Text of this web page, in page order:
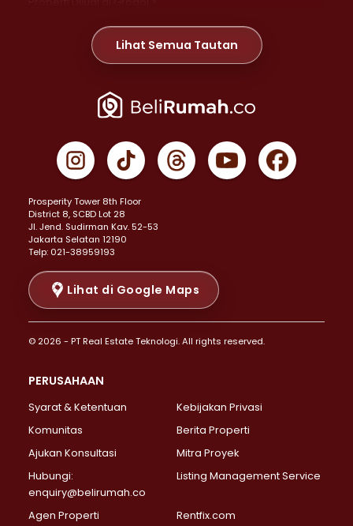
Properti Dijual di Meruya >
Properti Dijual di Jelambar >
Properti Dijual di Jakarta Pusat >
Properti Dijual di Gambir >
Properti Dijual di Johar Baru >
Properti Dijual di Menteng >
Properti Dijual di Senen >
Properti Dijual di Tanah Abang >
Properti Dijual di Cikini >
Properti Dijual di Kramat >
Properti Dijual di Pasar Baru >
Properti Dijual di Bendungan Hilir >
Properti Dijual di Jakarta Selatan >
Properti Dijual di Lebak Bulus >
Properti Dijual di Gandaria Selatan >
Properti Dijual di Pondok Labu >
Properti Dijual di Lenteng Agung >
Properti Dijual di Senayan >
Properti Dijual di Pondok Pinang >
Lihat Semua Tautan
Prosperity Tower 8th Floor
District 8, SCBD Lot 28
JI. Jend. Sudirman Kav. 52-53
Jakarta Selatan 12190
Telp: 021-38959193
Lihat di Google Maps
© 2026 - PT Real Estate Teknologi. All rights reserved.
PERUSAHAAN
Syarat & Ketentuan
Kebijakan Privasi
Komunitas
Berita Properti
Ajukan Konsultasi
Mitra Proyek
Hubungi:
enquiry@belirumah.co
Listing Management Service
Agen Properti Rentfix.com